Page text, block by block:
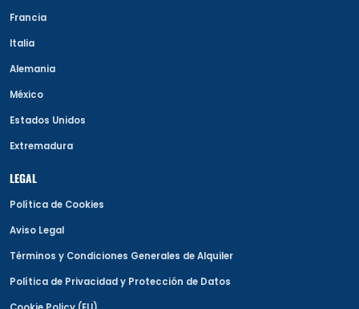
Francia
Italia
Alemania
México
Estados Unidos
Extremadura
LEGAL
Política de Cookies
Aviso Legal
Términos y Condiciones Generales de Alquiler
Política de Privacidad y Protección de Datos